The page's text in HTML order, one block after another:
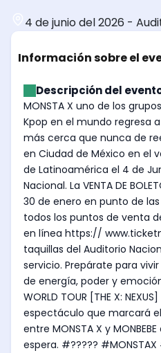
4 de junio del 2026 -
Información sobre el
Descripción del
MONSTA X uno de los
Kpop en el mundo regresa
más cerca que nunca de
en Ciudad de México en el
de Latinoamérica el 4 de
Nacional. La VENTA DE
30 de enero en punto de las
todos los puntos de venta
en línea https://
taquillas del Auditorio
servicio. Prepárate para
de energía, poder y
WORLD TOUR [THE X:
espectáculo que marcará
entre MONSTA X y
espera. #????? #MONSTAX